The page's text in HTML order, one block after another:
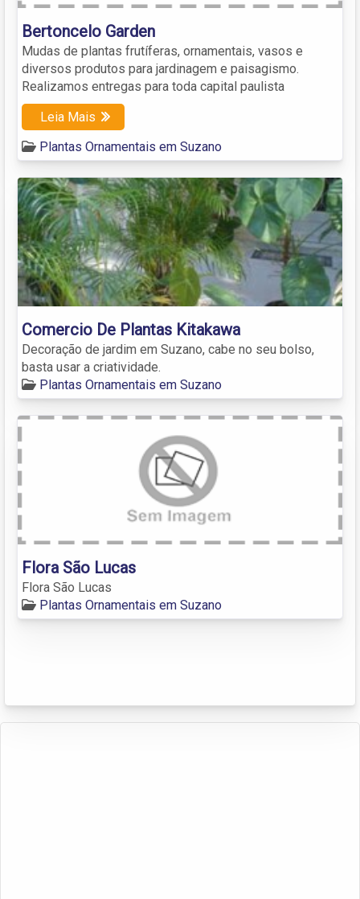
Bertoncelo Garden
Mudas de plantas frutíferas, ornamentais, vasos e
diversos produtos para jardinagem e paisagismo.
Realizamos entregas para toda capital paulista
Leia Mais
Plantas Ornamentais em Suzano
Comercio De Plantas Kitakawa
Decoração de jardim em Suzano, cabe no seu bolso,
basta usar a criatividade.
Plantas Ornamentais em Suzano
Flora São Lucas
Flora São Lucas
Plantas Ornamentais em Suzano